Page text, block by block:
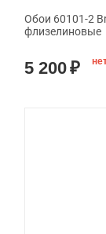
Обои 60101-2
флизелиновые
5 200₽